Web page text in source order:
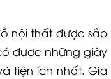
nội thất được sắp
được những giây
tiện ích nhất. Gia